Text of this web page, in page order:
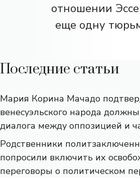
отношении
еще одну
Последние статьи
Мария Корина Мачадо
венесуэльского народа
диалога между оппозицией и
Родственники
попросили включить их
переговоры о политическом